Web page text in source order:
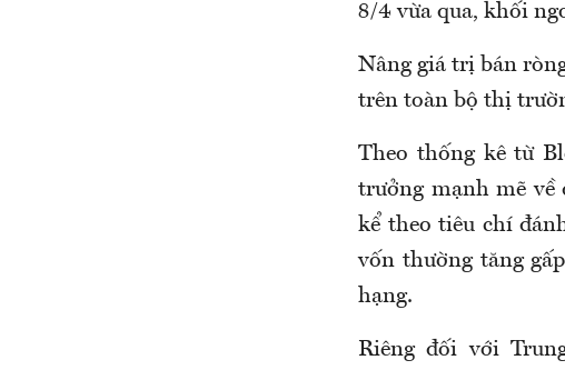
8/4 vừa qua, khối
Nâng giá trị bán
trên toàn bộ thị
Theo thống kê từ
trưởng mạnh mẽ về
kể theo tiêu chí
vốn thường tăng
hạng.
Riêng đối với